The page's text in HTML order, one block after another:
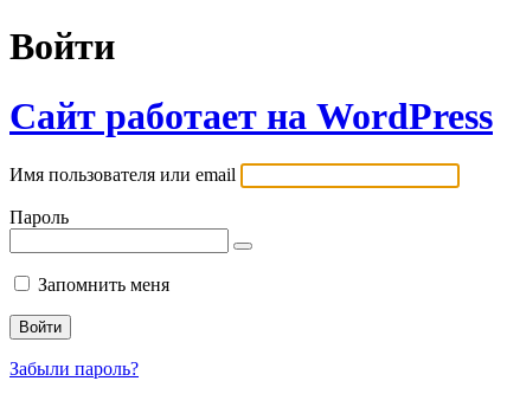
Войти
Сайт работает на WordPress
Имя пользователя или email
Пароль
Запомнить меня
Забыли пароль?